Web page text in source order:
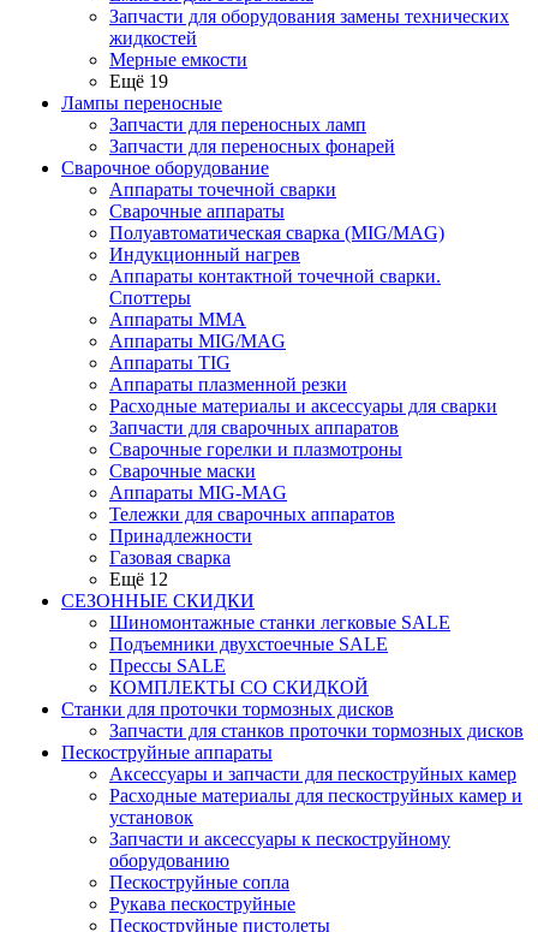
Запчасти для оборудования замены технических
жидкостей
Мерные емкости
Ещё 19
Лампы переносные
Запчасти для переносных ламп
Запчасти для переносных фонарей
Сварочное оборудование
Аппараты точечной сварки
Сварочные аппараты
Полуавтоматическая сварка (MIG/MAG)
Индукционный нагрев
Аппараты контактной точечной сварки.
Споттеры
Аппараты MMA
Аппараты MIG/MAG
Аппараты TIG
Аппараты плазменной резки
Расходные материалы и аксессуары для сварки
Запчасти для сварочных аппаратов
Сварочные горелки и плазмотроны
Сварочные маски
Аппараты MIG-MAG
Тележки для сварочных аппаратов
Принадлежности
Газовая сварка
Ещё 12
СЕЗОННЫЕ СКИДКИ
Шиномонтажные станки легковые SALE
Подъемники двухстоечные SALE
Прессы SALE
КОМПЛЕКТЫ СО СКИДКОЙ
Станки для проточки тормозных дисков
Запчасти для станков проточки тормозных дисков
Пескоструйные аппараты
Аксессуары и запчасти для пескоструйных камер
Расходные материалы для пескоструйных камер и
установок
Запчасти и аксессуары к пескоструйному
оборудованию
Пескоструйные сопла
Рукава пескоструйные
Пескоструйные пистолеты